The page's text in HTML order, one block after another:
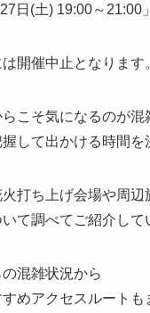
日(土) 19:00～21:00
開催中止となります
こそ気になるのが混
して出かける時間を
打ち上げ会場や周辺
て調べてご紹介して
混雑状況から
めアクセスルート